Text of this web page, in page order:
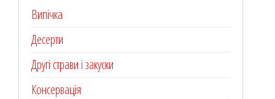
Випічка
Десерти
Другі страви і закуски
Консервація